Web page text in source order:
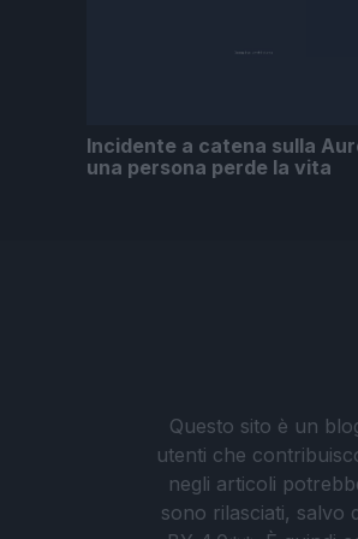
Incidente a catena sulla
una persona perde la vita
Questo sito è un
utenti che
negli articoli
sono rilasciati, salvo